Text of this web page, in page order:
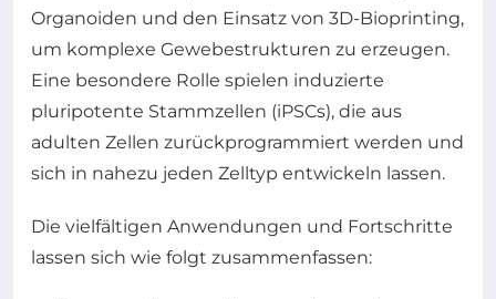
Organoiden und den Einsatz von 3D-Bioprinting,
um komplexe Gewebestrukturen zu erzeugen.
Eine besondere Rolle spielen induzierte
pluripotente Stammzellen (iPSCs), die aus
adulten Zellen zurückprogrammiert werden und
sich in nahezu jeden Zelltyp entwickeln lassen.
Die vielfältigen Anwendungen und Fortschritte
lassen sich wie folgt zusammenfassen: